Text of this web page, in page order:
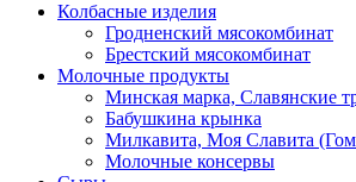
Колбасные изделия
Гродненский мясокомбинат
Брестский мясокомбинат
Молочные продукты
Минская марка, Славянские
Бабушкина крынка
Милкавита, Моя Славита
Молочные консервы